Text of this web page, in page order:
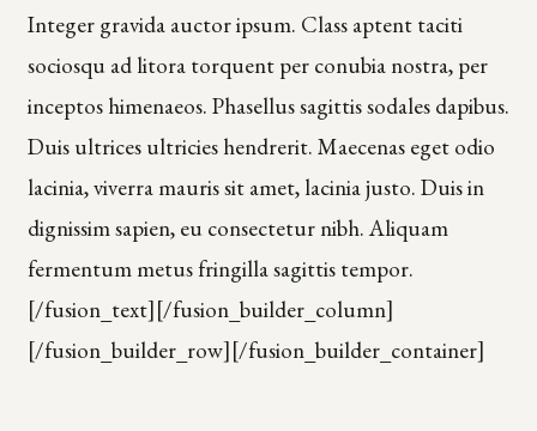
Integer gravida auctor ipsum. Class aptent taciti
sociosqu ad litora torquent per conubia nostra, per
inceptos himenaeos. Phasellus sagittis sodales dapibus.
Duis ultrices ultricies hendrerit. Maecenas eget odio
lacinia, viverra mauris sit amet, lacinia justo. Duis in
dignissim sapien, eu consectetur nibh. Aliquam
fermentum metus fringilla sagittis tempor.
[/fusion_text][/fusion_builder_column]
[/fusion_builder_row][/fusion_builder_container]